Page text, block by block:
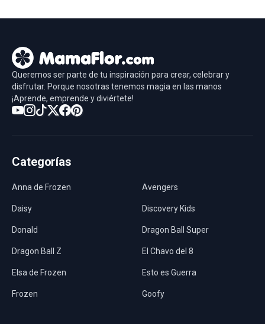
Queremos ser parte de tu inspiración para crear, celebrar y
disfrutar. Porque nosotras tenemos magia en las manos
¡Aprende, emprende y diviértete!
Categorías
Anna de Frozen Avengers
Daisy Discovery Kids
Donald Dragon Ball Super
Dragon Ball Z El Chavo del 8
Elsa de Frozen Esto es Guerra
Frozen Goofy